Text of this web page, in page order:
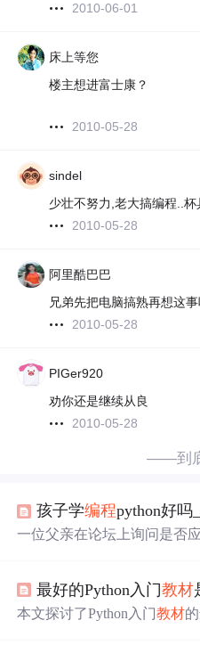
2010-06-01
床上等您
楼主想进富士康？
2010-05-28
sindel
少壮不努力,老大搞编程..杯
2010-05-28
阿里酷巴巴
兄弟先把电脑搞熟再想这事
2010-05-28
PIGer920
劝你还是继续从良
2010-05-28
——到
孩子学编程python好吗
一位父亲在论坛上询问是否
还有人建议采用图形化
编程
异，但关键在于确定孩子是
最好的Python入门教材
本文探讨了Python入门教材